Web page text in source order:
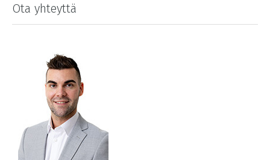
Ota yhteyttä